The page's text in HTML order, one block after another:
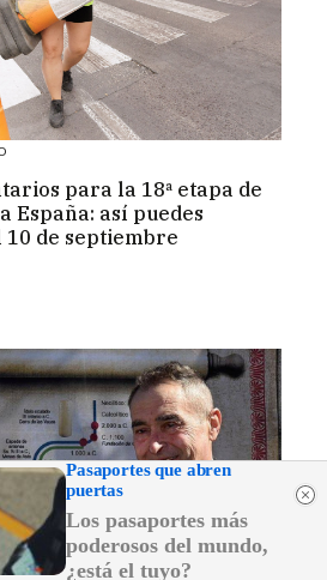
para la 18ª etapa de
España: así puedes
de septiembre
Pasaportes que abren
puertas
Los pasaportes más
poderosos del mundo,
¿está el tuyo?